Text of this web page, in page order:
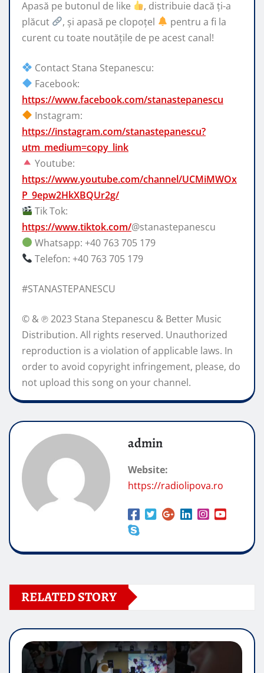
Apasă pe butonul de like
, distribuie dacă ți-a
plăcut
, șiapasă pe clopoțel
pentru a fi la
curent cu toate noutățile de pe acest canal!
Contact Stana Stepanescu:
Facebook:
https://www.facebook.com/stanastepanescu
Instagram:
https://instagram.com/stanastepanescu?
utm_medium=copy_link
Youtube:
https://www.youtube.com/channel/UCMiMWOx
P_9epw2HkXBQUr2g/
Tik Tok:
https://www.tiktok.com/@stanastepanescu
Whatsapp: +40 763 705 179
Telefon: +40 763 705 179
#STANASTEPANESCU
© & ℗ 2023 Stana Stepanescu & Better Music
Distribution. All rights reserved. Unauthorized
reproduction is a violation of applicable laws. In
order to avoid copyright infringement, please, do
not upload this song on your channel.
admin
Website:
https://radiolipova.ro
RELATED STORY